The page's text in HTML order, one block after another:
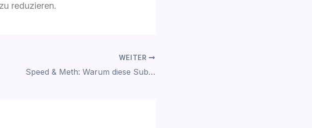
reduzieren.
WEITER
Speed & Meth: Warum diese Substanzen so süchtig machen